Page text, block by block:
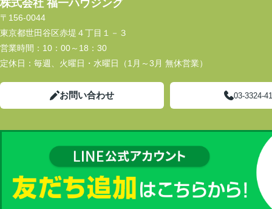
株式会社 福一ハウジング
〒156-0044
東京都世田谷区赤堤４丁目１－３
営業時間： 10：00～18：30
定休日： 毎週、火曜日・水曜日（1月～3月 無休営業）
お問い合わせ 03-3324-